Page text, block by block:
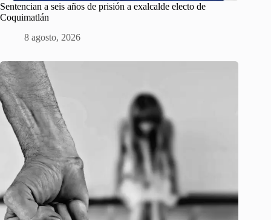
Sentencian a seis años de prisión a exalcalde electo de
Coquimatlán
8 agosto, 2026